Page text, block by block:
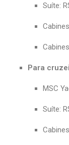
Suíte:
Para
MSC
Suíte: